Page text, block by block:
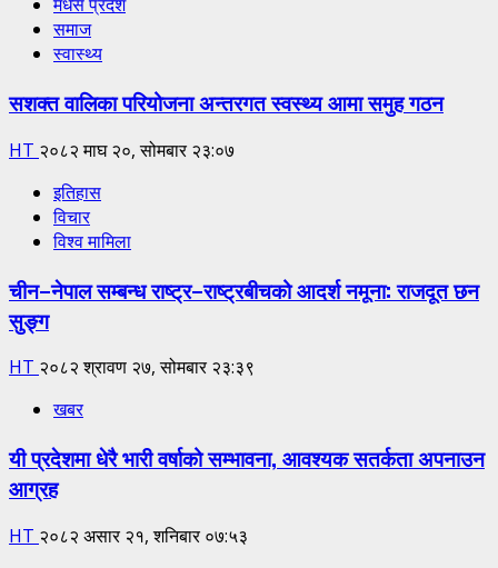
मधेस प्रदेश
समाज
स्वास्थ्य
सशक्त वालिका परियोजना अन्तरगत स्वस्थ्य आमा समुह गठन
HT २०८२ माघ २०, सोमबार २३:०७
इतिहास
विचार
विश्व मामिला
चीन–नेपाल सम्बन्ध राष्ट्र–राष्ट्रबीचको आदर्श नमूना: राजदूत छन
सुङ्ग
HT २०८२ श्रावण २७, सोमबार २३:३९
खबर
यी प्रदेशमा धेरै भारी वर्षाको सम्भावना, आवश्यक सतर्कता अपनाउन
आग्रह
HT २०८२ असार २१, शनिबार ०७:५३